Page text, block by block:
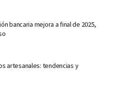
bancaria mejora a final de 2025,
artesanales: tendencias y